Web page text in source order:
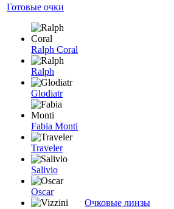
Готовые очки
Ralph Coral
Ralph
Glodiatr
Fabia Monti
Traveler
Salivio
Oscar
Очковые линзы